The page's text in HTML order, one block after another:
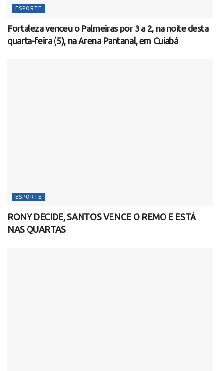
ESPORTE
Fortaleza venceu o Palmeiras por 3 a 2, na noite desta
quarta-feira (5), na Arena Pantanal, em Cuiabá
ESPORTE
RONY DECIDE, SANTOS VENCE O REMO E ESTÁ
NAS QUARTAS